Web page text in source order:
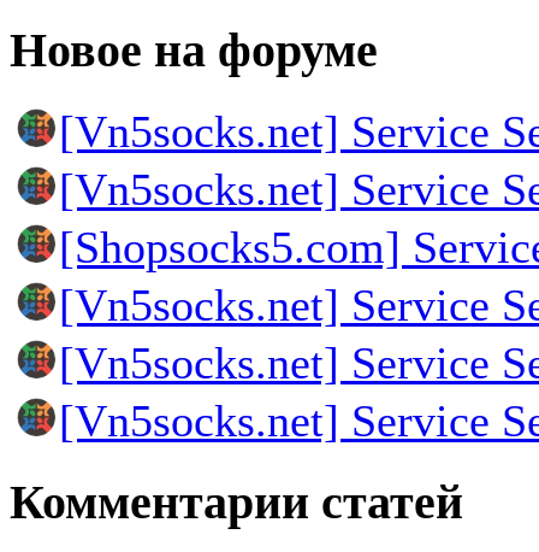
Новое на форуме
[Vn5socks.net] Service
[Vn5socks.net] Service
[Shopsocks5.com]
[Vn5socks.net] Service
[Vn5socks.net] Service
[Vn5socks.net] Service
Комментарии статей